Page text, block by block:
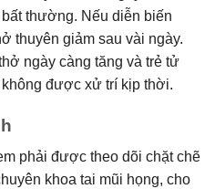
thường. Nếu diễn biến
thuyên giảm sau vài ngày.
ngày càng tăng và trẻ tử
được xử trí kịp thời.
phải được theo dõi chặt chẽ
khoa tai mũi họng, cho